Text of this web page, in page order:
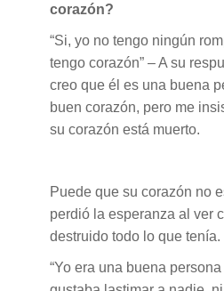
corazón?
“Si, yo no tengo ningún
tengo corazón” – A su
creo que él es una buena
buen corazón, pero me
su corazón está muerto.
Puede que su corazón no
perdió la esperanza al ver
destruido todo lo que tenía.
“Yo era una buena